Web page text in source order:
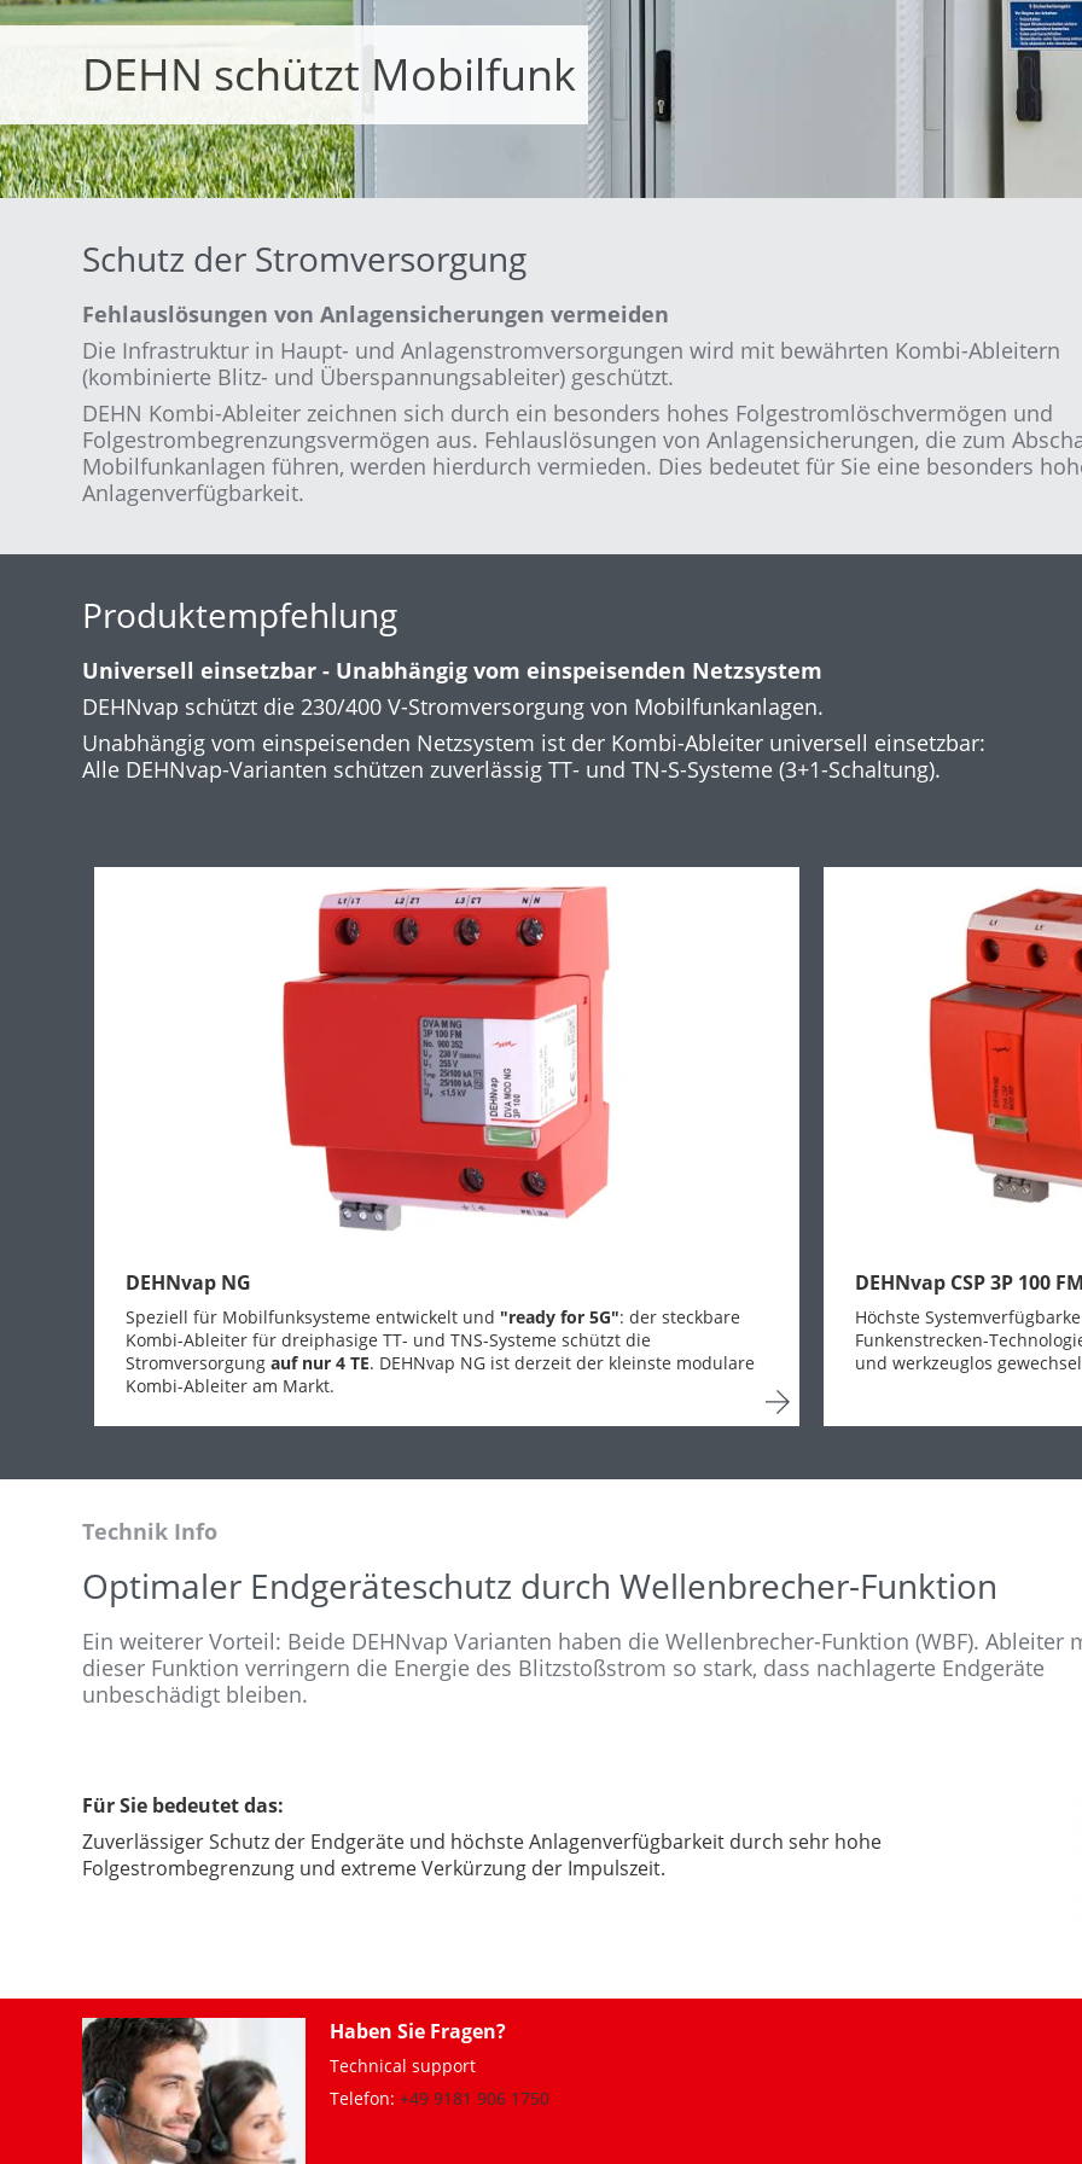
DEHN schützt Mobilfunk
Schutz der Stromversorgung
Fehlauslösungen von Anlagensicherungen vermeiden
Die Infrastruktur in Haupt- und Anlagenstromversorgungen wird mit bewährten Kombi-Ableitern
(kombinierte Blitz- und Überspannungsableiter) geschützt.
DEHN Kombi-Ableiter zeichnen sich durch ein besonders hohes Folgestromlöschvermögen und
Folgestrombegrenzungsvermögen aus. Fehlauslösungen von Anlagensicherungen, die zum
Mobilfunkanlagen führen, werden hierdurch vermieden. Dies bedeutet für Sie eine besonders
Anlagenverfügbarkeit.
Produktempfehlung
Universell einsetzbar - Unabhängig vom einspeisenden Netzsystem
DEHNvap schützt die 230/400 V-Stromversorgung von Mobilfunkanlagen.
Unabhängig vom einspeisenden Netzsystem ist der Kombi-Ableiter universell einsetzbar:
Alle DEHNvap-Varianten schützen zuverlässig TT- und TN-S-Systeme (3+1-Schaltung).
DEHNvap NG
Speziell für Mobilfunksysteme entwickelt und "ready for 5G": der steckbare
Kombi-Ableiter für dreiphasige TT- und TNS-Systeme schützt die
Stromversorgung auf nur 4 TE. DEHNvap NG ist derzeit der kleinste modulare
Kombi-Ableiter am Markt.
DEHNvap CSP 3P 100
Höchste
Funkenstrecken-
und werkzeuglos
Technik Info
Optimaler Endgeräteschutz durch Wellenbrecher-Funktion
Ein weiterer Vorteil: Beide DEHNvap Varianten haben die Wellenbrecher-Funktion (WBF). Ableiter
dieser Funktion verringern die Energie des Blitzstoßstrom so stark, dass nachlagerte Endgeräte
unbeschädigt bleiben.
Für Sie bedeutet das:
Zuverlässiger Schutz der Endgeräte und höchste Anlagenverfügbarkeit durch sehr hohe
Folgestrombegrenzung und extreme Verkürzung der Impulszeit.
Haben Sie Fragen?
Technical support
Telefon: +49 9181 906 1750